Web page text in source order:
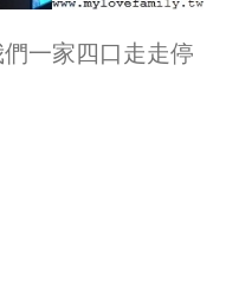
一家四口走走停